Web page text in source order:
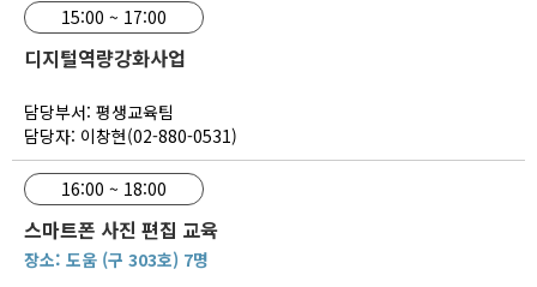
15:00 ~ 17:00
디지털역량강화사업
담당부서: 평생교육팀
담당자: 이창현(02-880-0531)
16:00 ~ 18:00
스마트폰 사진 편집 교육
장소: 도움 (구 303호) 7명